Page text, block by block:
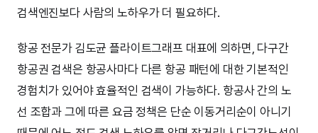
검색엔진보다 사람의 노하우가 더 필요하다.
항공 전문가 김도균 플라이트그래프 대표에 의하면, 다구간
항공권 검색은 항공사마다 다른 항공 패턴에 대한 기본적인
경험치가 있어야 효율적인 검색이 가능하다. 항공사 간의 노
선 조합과 그에 따른 요금 정책은 단순 이동거리순이 아니기